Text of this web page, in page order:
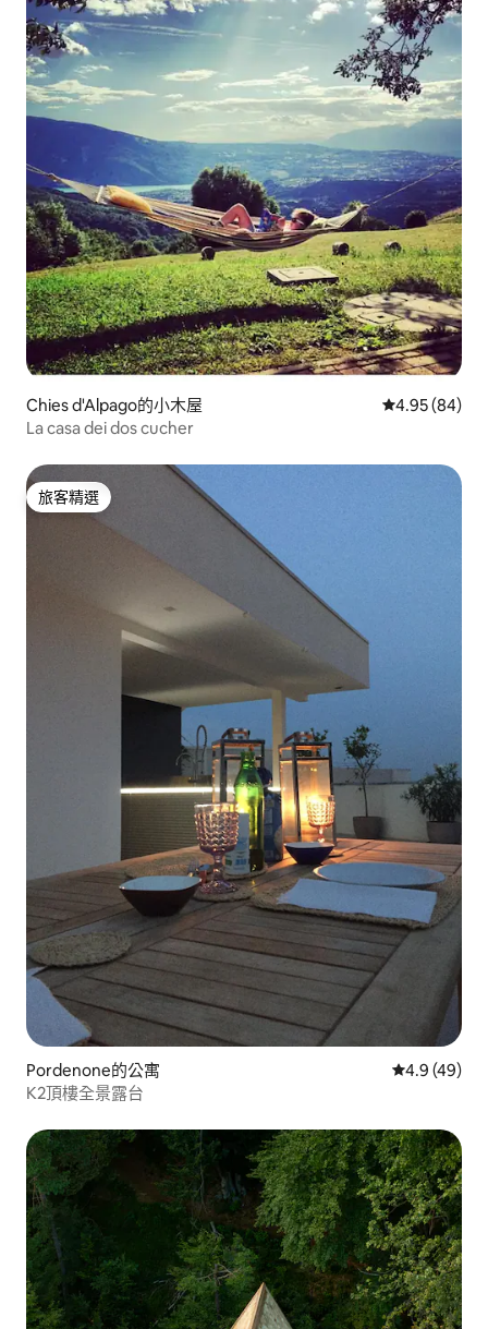
Chies d'Alpago的小木屋 從 84 則評價
4.95 (84)
La casa dei dos cucher
旅客精選
旅客精選
Pordenone的公寓 從 49 則評
4.9 (49)
K2頂樓全景露台